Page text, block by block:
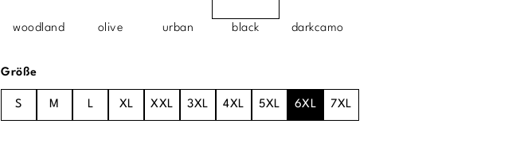
woodland olive urban black darkcamo
Größeauswählen
S M L XL XXL 3XL 4XL 5XL 6XL 7XL